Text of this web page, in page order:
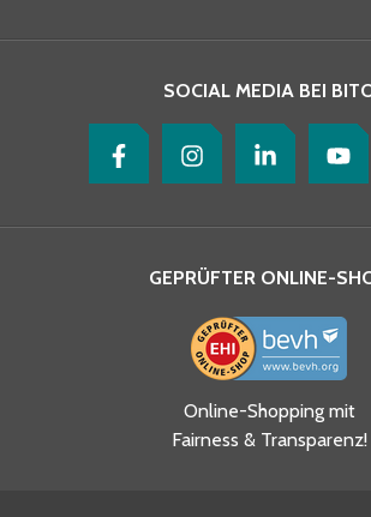
Ja, ich habe die
Datenschutzhinweise
und akzeptiere diese.
SOCIAL MEDIA BEI
GEPRÜFTER ONLINE-
Online-Shopping mit
Fairness & Transparenz!